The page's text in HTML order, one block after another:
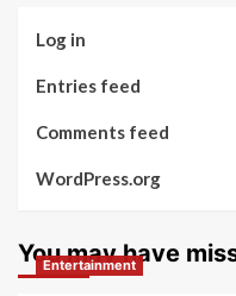
Log in
Entries feed
Comments feed
WordPress.org
You may have
Entertainment